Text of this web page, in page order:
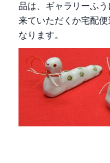
品は、ギャラリーふう
来ていただくか宅配
なります。